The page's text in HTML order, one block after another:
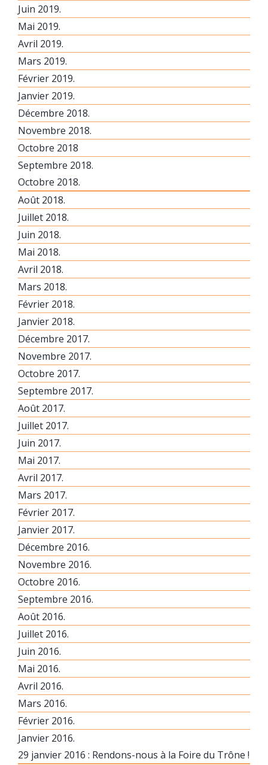
Juin 2019.
Mai 2019.
Avril 2019.
Mars 2019.
Février 2019.
Janvier 2019.
Décembre 2018.
Novembre 2018.
Octobre 2018
Septembre 2018.
Octobre 2018.
Août 2018.
Juillet 2018.
Juin 2018.
Mai 2018.
Avril 2018.
Mars 2018.
Février 2018.
Janvier 2018.
Décembre 2017.
Novembre 2017.
Octobre 2017.
Septembre 2017.
Août 2017.
Juillet 2017.
Juin 2017.
Mai 2017.
Avril 2017.
Mars 2017.
Février 2017.
Janvier 2017.
Décembre 2016.
Novembre 2016.
Octobre 2016.
Septembre 2016.
Août 2016.
Juillet 2016.
Juin 2016.
Mai 2016.
Avril 2016.
Mars 2016.
Février 2016.
Janvier 2016.
29 janvier 2016 : Rendons-nous à la Foire du Trône !